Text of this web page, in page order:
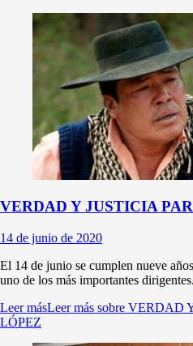
VERDAD Y JUSTICIA
14 de junio de 2020
El 14 de junio se cumplen nueve
uno de los más importantes
Leer másLeer más sobre VERDAD
LÓPEZ